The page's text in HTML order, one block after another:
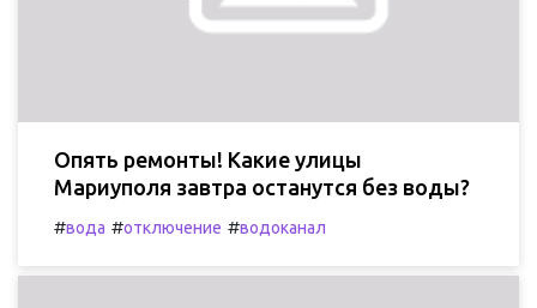
Опять ремонты! Какие улицы
Мариуполя завтра останутся без воды?
#вода #отключение #водоканал